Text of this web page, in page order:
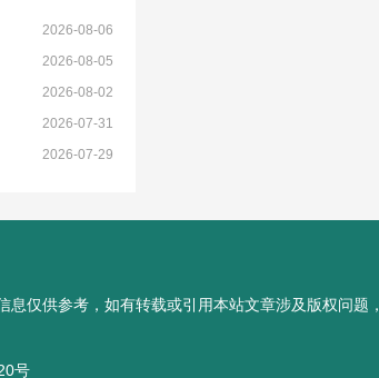
2026-08-06
2026-08-05
2026-08-02
2026-07-31
2026-07-29
息仅供参考，如有转载或引用本站文章涉及版权问题，
号